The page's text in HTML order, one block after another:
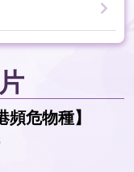
頻危物種】